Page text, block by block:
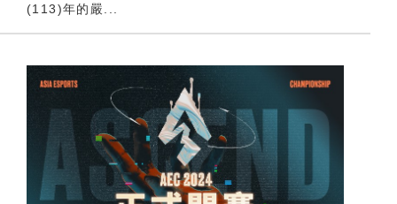
(113)年的嚴...